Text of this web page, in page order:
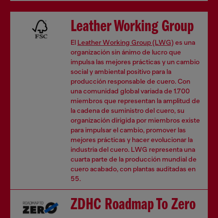
Leather Working Group
El Leather Working Group (LWG) es una
organización sin ánimo de lucro que
impulsa las mejores prácticas y un cambio
social y ambiental positivo para la
producción responsable de cuero. Con
una comunidad global variada de 1.700
miembros que representan la amplitud de
la cadena de suministro del cuero, su
organización dirigida por miembros existe
para impulsar el cambio, promover las
mejores prácticas y hacer evolucionar la
industria del cuero. LWG representa una
cuarta parte de la producción mundial de
cuero acabado, con plantas auditadas en
55.
ZDHC Roadmap To Zero